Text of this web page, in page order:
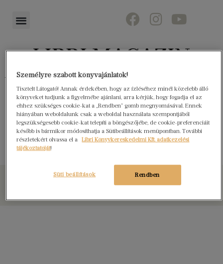
Könyvektől az olvasókig
Angélique
Személyre szabott könyvajánlatok!
Tisztelt Látogató! Annak érdekében, hogy az ízléséhez minél közelebb álló
könyveket tudjunk a figyelmébe ajánlani, arra kérjük, hogy fogadja el az
ehhez szükséges cookie-kat a „Rendben” gomb megnyomásával. Ennek
hiányában weboldalunk csak a weboldal használata szempontjából
legszükségesebb cookie-kat telepíti a böngészőjébe, de cookie-preferenciáit
később is bármikor módosíthatja a Sütibeállítások menüpontban. További
részletekért olvassa el a
Libri Könyvkereskedelmi Kft. adatkezelési
tájékoztatóját!
Rendben
Süti beállítások